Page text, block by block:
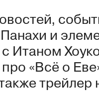
и
Итаном
«Всё о